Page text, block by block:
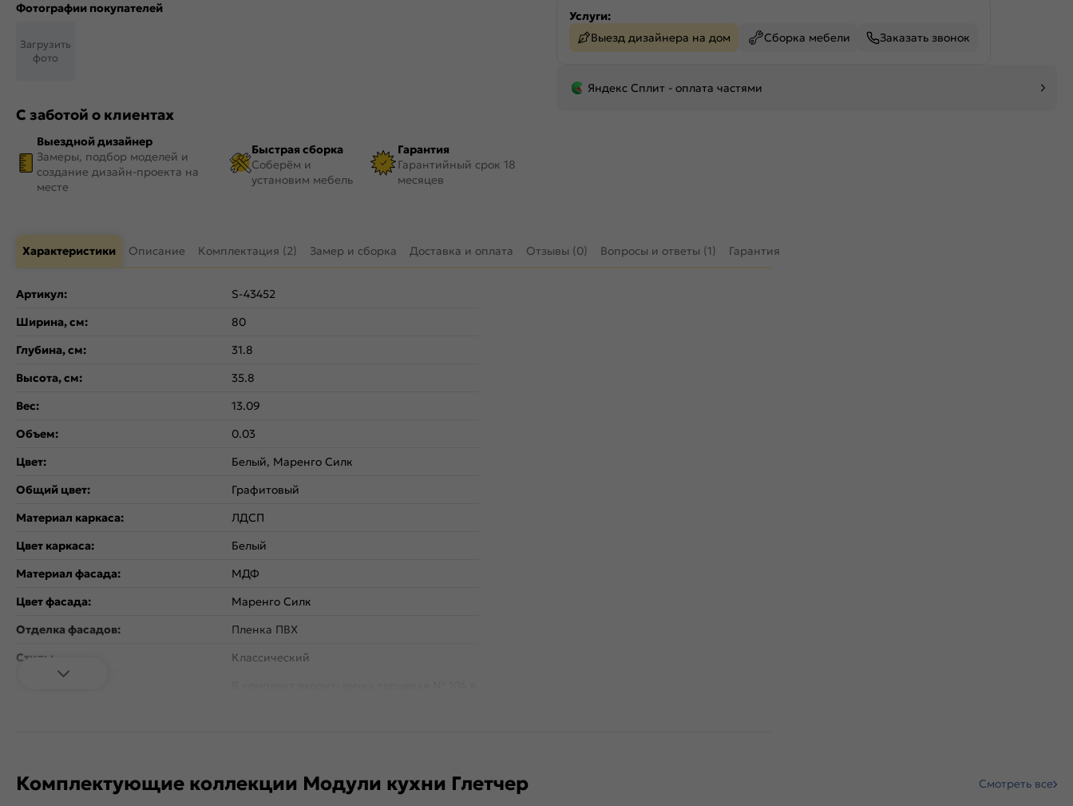
Фотографии покупателей
Загрузить
фото
С заботой о клиентах
Выездной дизайнер
Замеры, подбор моделей и
создание дизайн-проекта на
месте
Быстрая сборка
Соберём и
установим мебель
Гарантия
Гарантийный срок 18
месяцев
Услуги:
Выезд дизайнера на дом
Сборка мебели Заказать звонок
Яндекс Сплит - оплата частями
Характеристики Описание Комплектация (2) Замер и сборка Доставка и оплата Отзывы (0) Вопросы и ответы (1) Гарантия
Артикул:
S-43452
Ширина, см:
80
Глубина, см:
31.8
Высота, см:
35.8
Вес:
13.09
Объем:
0.03
Цвет:
Белый, Маренго Силк
Общий цвет:
Графитовый
Материал каркаса:
ЛДСП
Цвет каркаса:
Белый
Материал фасада:
МДФ
Цвет фасада:
Маренго Силк
Отделка фасадов:
Пленка ПВХ
Стиль:
Классический
Глетчер
Комплектующие коллекции Модули кухни Глетчер Смотреть все